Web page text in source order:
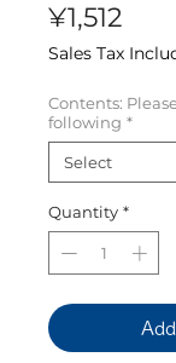
¥1,512
Sales Tax
Contents:
following *
Quantity *